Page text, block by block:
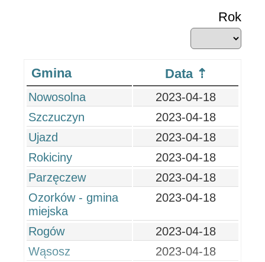
Rok
Gmina Data
Nowosolna
2023-04-18
Szczuczyn
2023-04-18
Ujazd
2023-04-18
Rokiciny
2023-04-18
Parzęczew
2023-04-18
Ozorków - gmina
miejska
2023-04-18
Rogów
2023-04-18
Wąsosz
2023-04-18